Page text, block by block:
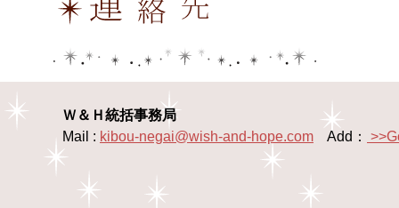
Ｗ＆Ｈ統括事務局
Mail : kibou-negai@wish-and-hope.com Add：